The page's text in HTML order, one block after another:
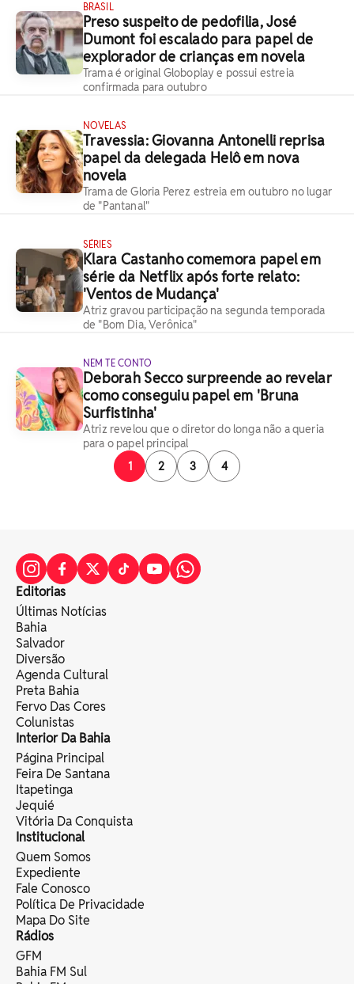
BRASIL
Preso suspeito de pedofilia, José
Dumont foi escalado para papel de
explorador de crianças em novela
Trama é original Globoplay e possui estreia
confirmada para outubro
NOVELAS
Travessia: Giovanna Antonelli reprisa
papel da delegada Helô em nova
novela
Trama de Gloria Perez estreia em outubro no lugar
de "Pantanal"
SÉRIES
Klara Castanho comemora papel em
série da Netflix após forte relato:
'Ventos de Mudança'
Atriz gravou participação na segunda temporada
de "Bom Dia, Verônica"
NEM TE CONTO
Deborah Secco surpreende ao revelar
como conseguiu papel em 'Bruna
Surfistinha'
Atriz revelou que o diretor do longa não a queria
para o papel principal
1
2 3 4
Editorias
Últimas Notícias
Bahia
Salvador
Diversão
Agenda Cultural
Preta Bahia
Fervo Das Cores
Colunistas
Interior Da Bahia
Página Principal
Feira De Santana
Itapetinga
Jequié
Vitória Da Conquista
Institucional
Quem Somos
Expediente
Fale Conosco
Política De Privacidade
Mapa Do Site
Rádios
GFM
Bahia FM Sul